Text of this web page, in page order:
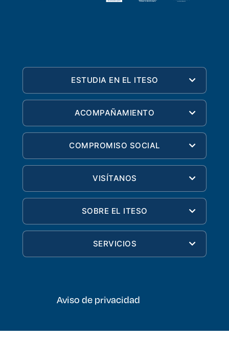
ESTUDIA EN EL ITESO
ACOMPAÑAMIENTO
COMPROMISO SOCIAL
VISÍTANOS
SOBRE EL ITESO
SERVICIOS
Aviso de privacidad